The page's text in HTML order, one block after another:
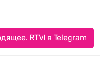
RTVI в Telegram